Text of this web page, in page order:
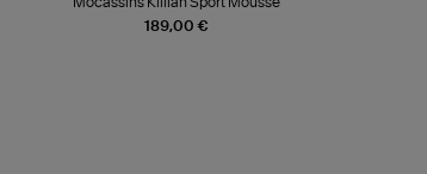
189,00 €